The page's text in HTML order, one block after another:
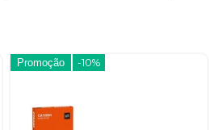
Promoção -10%